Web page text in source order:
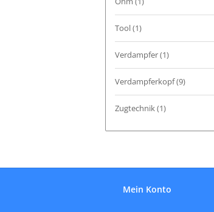
Tool(1)
Verdampfer(1)
Verdampferkopf(9)
Zugtechnik(1)
Mein Konto